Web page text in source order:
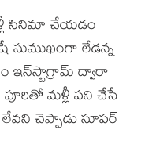
సినిమా చేయ‌డం
లేడ‌న్న
ఇన్‌స్టాగ్రామ్ ద్వారా
మ‌ళ్లీ ప‌ని చేసే
చెప్పాడు సూప‌ర్